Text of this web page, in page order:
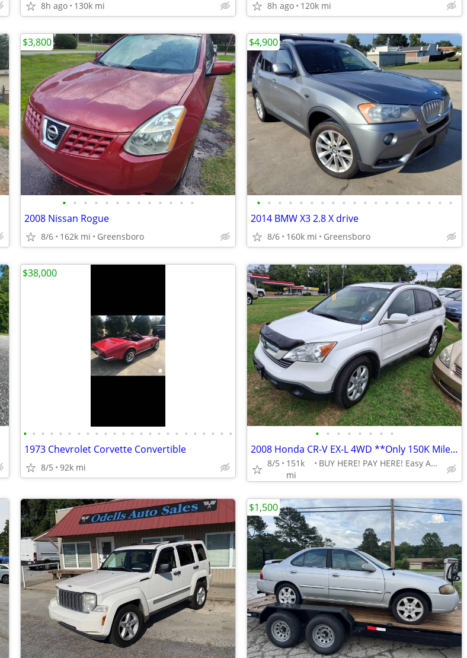
8h ago 130k mi 8h ago 120k mi
• • • • • • • • • • • • •
2008 Nissan Rogue
8/6 162k mi Greensboro
$3,800
• • • • • • • • • • • • • • • • • • •
2014 BMW X3 2.8 X drive
8/6 160k mi Greensboro
$4,900
• • • • • • • • • • • • • • • • • • • • • • • •
1973 Chevrolet Corvette Convertible
8/5 92k mi
$38,000
• • • • • • • •
2008 Honda CR-V EX-L 4WD **Only 150K Miles!!**
8/5
151k
mi
BUY HERE! PAY HERE! Easy Approval!!
$1,500